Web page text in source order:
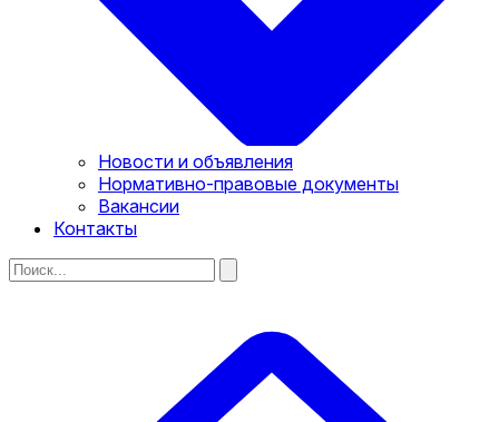
Новости и объявления
Нормативно-правовые документы
Вакансии
Контакты